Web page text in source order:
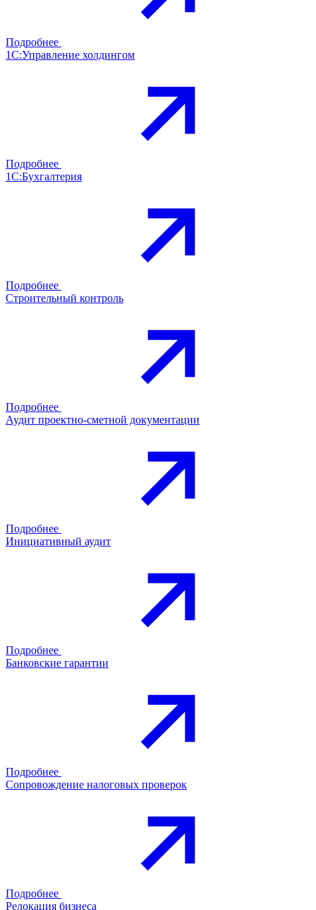
Подробнее
1С:Управление холдингом
Подробнее
1С:Бухгалтерия
Подробнее
Строительный контроль
Подробнее
Аудит проектно-сметной документации
Подробнее
Инициативный аудит
Подробнее
Банковские гарантии
Подробнее
Сопровождение налоговых проверок
Подробнее
Релокация бизнеса